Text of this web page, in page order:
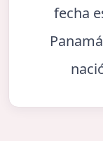
fecha